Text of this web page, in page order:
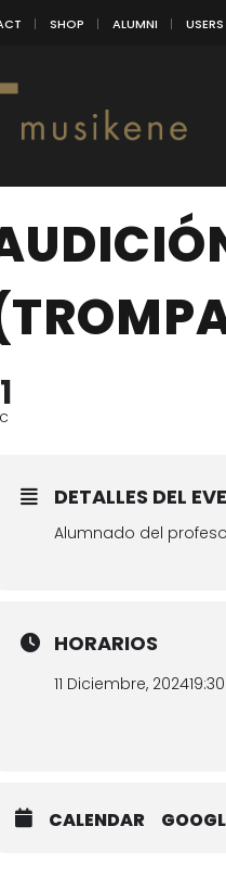
SHOP ALUMNI
DETALLES DEL
Alumnado del
HORARIOS
11 Diciembre, 202419:30
CALENDAR